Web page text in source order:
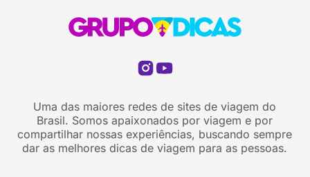
Uma das maiores redes de sites de viagem do
Brasil. Somos apaixonados por viagem e por
compartilhar nossas experiências, buscando sempre
dar as melhores dicas de viagem para as pessoas.